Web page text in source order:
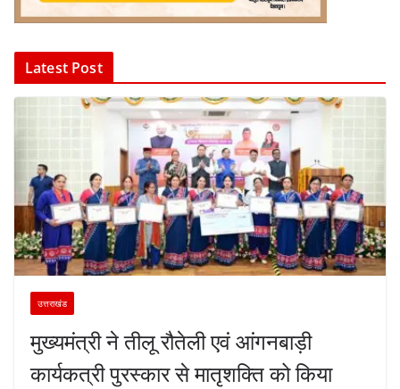
Latest Post
उत्तराखंड
मुख्यमंत्री ने तीलू रौतेली एवं आंगनबाड़ी
कार्यकत्री पुरस्कार से मातृशक्ति को किया